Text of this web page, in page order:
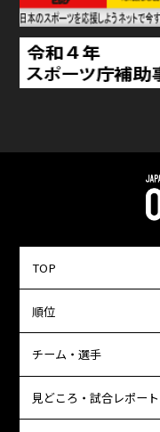
TOP
順位
チーム・選手
見どころ・試合レポート